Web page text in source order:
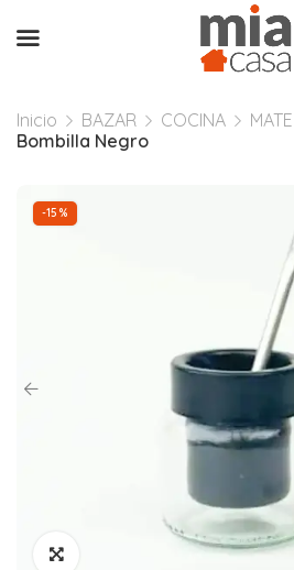
Inicio BAZAR COCINA MATE
Bombilla Negro
-15%